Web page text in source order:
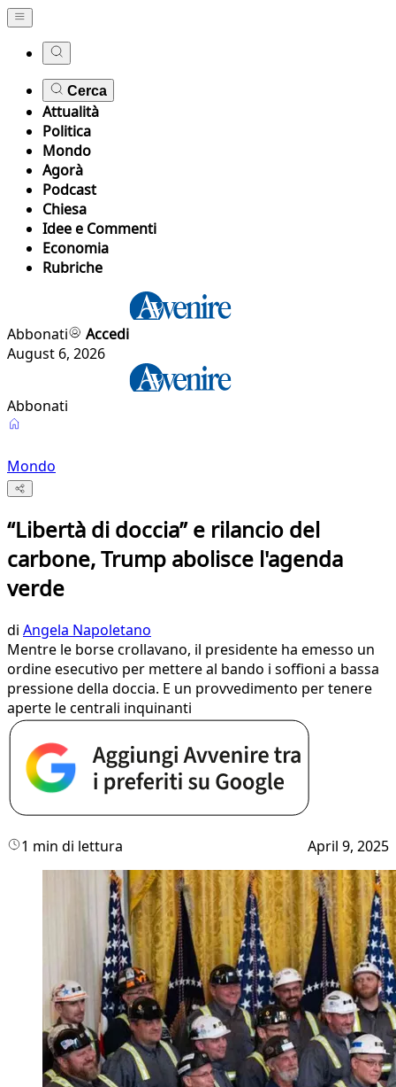
Cerca
Attualità
Politica
Mondo
Agorà
Podcast
Chiesa
Idee e Commenti
Economia
Rubriche
Abbonati
Accedi
August 6, 2026
Abbonati
Mondo
“Libertà di doccia” e rilancio del
carbone, Trump abolisce l'agenda
verde
di Angela Napoletano
Mentre le borse crollavano, il presidente ha emesso un
ordine esecutivo per mettere al bando i soffioni a bassa
pressione della doccia. E un provvedimento per tenere
aperte le centrali inquinanti
1 min di lettura April 9, 2025